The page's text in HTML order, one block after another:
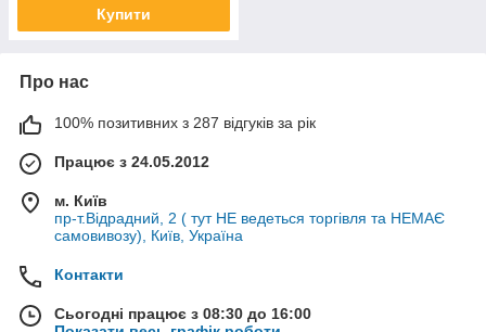
Купити
Про нас
100% позитивних з 287 відгуків за рік
Працює з 24.05.2012
м. Київ
пр-т.Відрадний, 2 ( тут НЕ ведеться торгівля та НЕМАЄ
самовивозу), Київ, Україна
Контакти
Сьогодні працює з 08:30 до 16:00